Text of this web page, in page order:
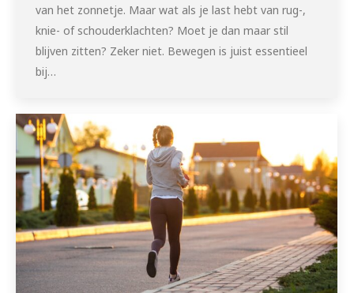
van het zonnetje. Maar wat als je last hebt van rug-,
knie- of schouderklachten? Moet je dan maar stil
blijven zitten? Zeker niet. Bewegen is juist essentieel
bij…